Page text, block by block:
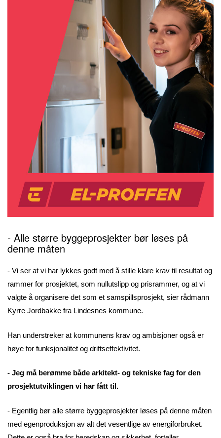
- Alle større byggeprosjekter bør løses på
denne måten
- Vi ser at vi har lykkes godt med å stille klare krav til resultat og
rammer for prosjektet, som nullutslipp og prisrammer, og at vi
valgte å organisere det som et samspillsprosjekt, sier rådmann
Kyrre Jordbakke fra Lindesnes kommune.
Han understreker at kommunens krav og ambisjoner også er
høye for funksjonalitet og driftseffektivitet.
- Jeg må berømme både arkitekt- og tekniske fag for den
prosjektutviklingen vi har fått til.
- Egentlig bør alle større byggeprosjekter løses på denne måten
med egenproduksjon av alt det vesentlige av energiforbruket.